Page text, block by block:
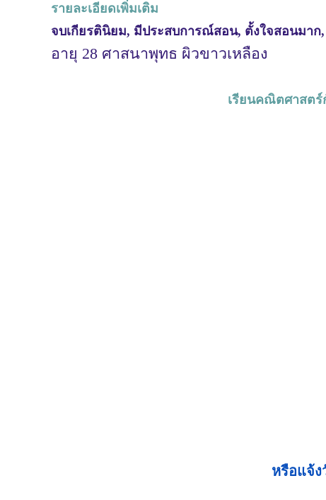
รายละเอียดเพิ่มเติม
จบเกียรตินิยม, มีประสบการณ์สอน, ตั้งใจสอนมาก
อายุ 28 ศาสนาพุทธ ผิวขาวเหลือง
เรียนคณิตศาสตร์
หรือแจ้ง